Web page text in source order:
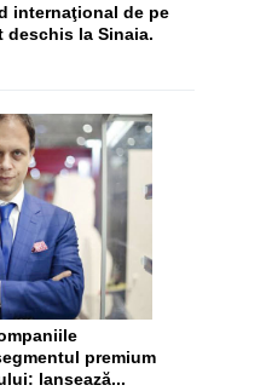
internaţional de pe
deschis la Sinaia.
premium
lansează...